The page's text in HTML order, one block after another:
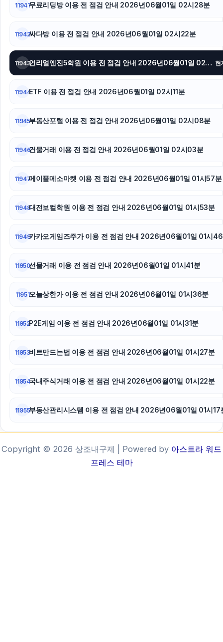
11941무료리딩방 이용 전 점검 안내 2026년06월01일 02시28분
11942싸다방 이용 전 점검 안내 2026년06월01일 02시22분
11943 언리얼엔진5학원 이용 전 점검 안내 2026년06월01일 02시18분 현
11944ETF 이용 전 점검 안내 2026년06월01일 02시11분
11945부동산포털 이용 전 점검 안내 2026년06월01일 02시08분
11946건물거래 이용 전 점검 안내 2026년06월01일 02시03분
11947메이플메소마켓 이용 전 점검 안내 2026년06월01일 01시57분
11948대전보컬학원 이용 전 점검 안내 2026년06월01일 01시53분
11949카카오게임즈주가 이용 전 점검 안내 2026년06월01일 01시
11950선물거래 이용 전 점검 안내 2026년06월01일 01시41분
11951오늘상한가 이용 전 점검 안내 2026년06월01일 01시36분
11952P2E게임 이용 전 점검 안내 2026년06월01일 01시31분
11953비트만드는법 이용 전 점검 안내 2026년06월01일 01시27분
11954국내주식거래 이용 전 점검 안내 2026년06월01일 01시22분
11955부동산관리시스템 이용 전 점검 안내 2026년06월01일 01시17
Copyright © 2026 상조내구제 | Powered by 아스트라 워드
프레스 테마